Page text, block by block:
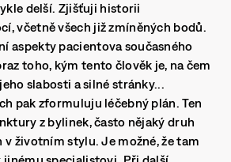
delší. Zjišťuji historii
včetně všech již zmíněných bodů.
aspekty pacientova současného
toho, kým tento člověk je, na čem
slabosti a silné stránky...
pak zformuluju léčebný plán. Ten
z bylinek, často nějaký druh
v životním stylu. Je možné, že tam